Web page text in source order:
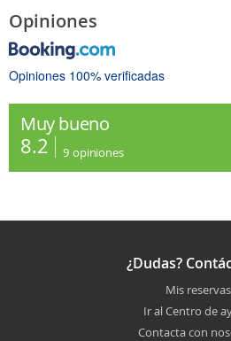
Opiniones
Opiniones 100% verificadas
Muy bueno
8.2 9 opiniones
¿Dudas?
Mis reservas
Ir al Centro de
Contacta con